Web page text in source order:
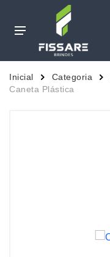
Inicial Categoria
Caneta Plástica